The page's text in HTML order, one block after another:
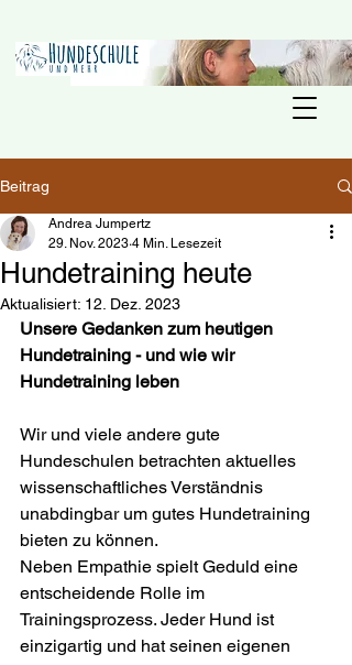
Beitrag
Hundetraining heute
Andrea Jumpertz
29. Nov. 2023 4 Min. Lesezeit
Aktualisiert: 12. Dez. 2023
Unsere Gedanken zum heutigen
Hundetraining - und wie wir
Hundetraining leben
Wir und viele andere gute
Hundeschulen betrachten aktuelles
wissenschaftliches Verständnis
unabdingbar um gutes Hundetraining
bieten zu können.
Neben Empathie spielt Geduld eine
entscheidende Rolle im
Trainingsprozess. Jeder Hund ist
einzigartig und hat seinen eigenen